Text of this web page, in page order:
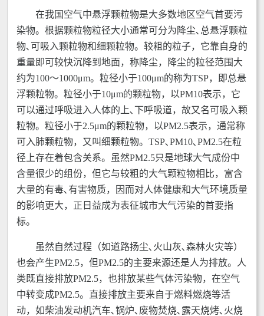
在我国空气中悬浮颗粒物是大多数地区空气首要污
染物。根据颗粒物粒径大小通常可分为降尘､总悬浮颗粒
物､可吸入颗粒物和细颗粒物。较粗的粒子，它靠自身的
重量即可较快沉降到地面，称降尘，降尘的粒径范围大
约为100～1000μm。粒径小于100μm的称为TSP，即总悬
浮颗粒物。粒径小于10μm的颗粒物，以PM10表示，它
可以通过呼吸进入人体的上､下呼吸道，故又名可吸入颗
粒物。粒径小于2.5μm的颗粒物，以PM2.5表示，通常称
可入肺颗粒物，又叫细颗粒物。TSP､PM10､PM2.5在粒
径上存在着包含关系。虽然PM2.5只是地球大气成份中
含量很少的组份，但它与较粗的大气颗粒物相比，富含
大量的有毒､有害物质，因而对人体健康和大气环境质量
的影响更大，正日益成为表征城市大气污染的首要指
标。
虽然自然过程（如道路扬尘､火山灰､森林火灾等）
也会产生PM2.5，但PM2.5的主要来源还是人为排放。人
类既直接排放PM2.5，也排放某些气体污染物，在空气
中转变成PM2.5。直接排放主要来自于燃料燃烧等活
动，如柴油发动机汽车､锅炉､废物焚烧､露天烧烤､火烧